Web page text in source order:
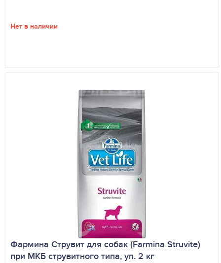
Нет в наличии
Фармина Струвит для собак (Farmina Struvite)
при МКБ струвитного типа, уп. 2 кг